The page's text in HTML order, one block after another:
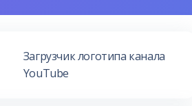
Загрузчик логотипа канала
YouTube